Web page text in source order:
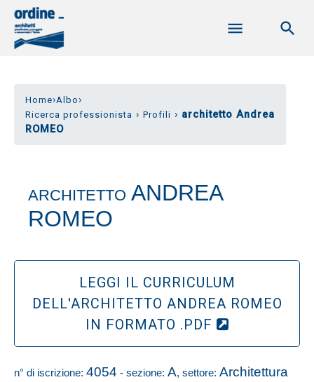
Home›Albo›
Ricerca professionista › Profili › architetto Andrea
ROMEO
ARCHITETTO ANDREA
ROMEO
LEGGI IL CURRICULUM
DELL'ARCHITETTO ANDREA ROMEO
IN FORMATO .PDF
n° di iscrizione: 4054 - sezione: A, settore: Architettura